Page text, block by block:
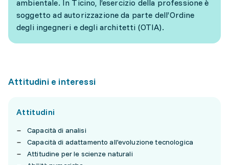
ambientale. In Ticino, l’esercizio della professione è
soggetto ad autorizzazione da parte dell’Ordine
degli ingegneri e degli architetti (OTIA).
Attitudini e interessi
Attitudini
Capacità di analisi
Capacità di adattamento all'evoluzione tecnologica
Attitudine per le scienze naturali